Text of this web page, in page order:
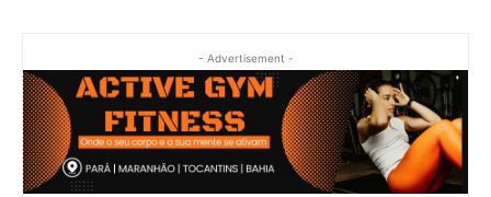
- Advertisement -